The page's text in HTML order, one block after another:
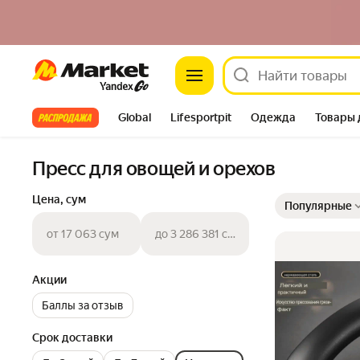
Market
Все хиты Global Lifesportpit Одежда Товары
Пресс для овощей и орехов
Цена, сум
от 17 063 сум до 3 286 381 сум
Акции
Баллы за отзыв
Срок доставки
Популярные